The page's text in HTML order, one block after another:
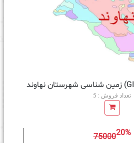
تعداد فروش : 5
7500020%